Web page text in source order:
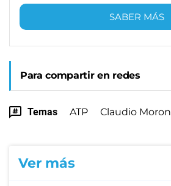
SABER MÁS
Para compartir en redes
Temas ATP Claudio
Ver más